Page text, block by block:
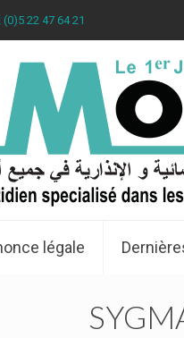
(0)5 22 47 64 21
légale